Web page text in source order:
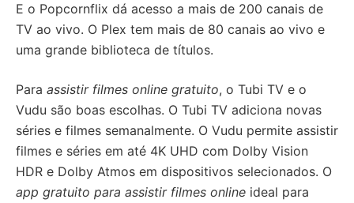
E o Popcornflix dá acesso a mais de 200 canais de
TV ao vivo. O Plex tem mais de 80 canais ao vivo e
uma grande biblioteca de títulos.
Para assistir filmes online gratuito, o Tubi TV e o
Vudu são boas escolhas. O Tubi TV adiciona novas
séries e filmes semanalmente. O Vudu permite assistir
filmes e séries em até 4K UHD com Dolby Vision
HDR e Dolby Atmos em dispositivos selecionados. O
app gratuito para assistir filmes online ideal para